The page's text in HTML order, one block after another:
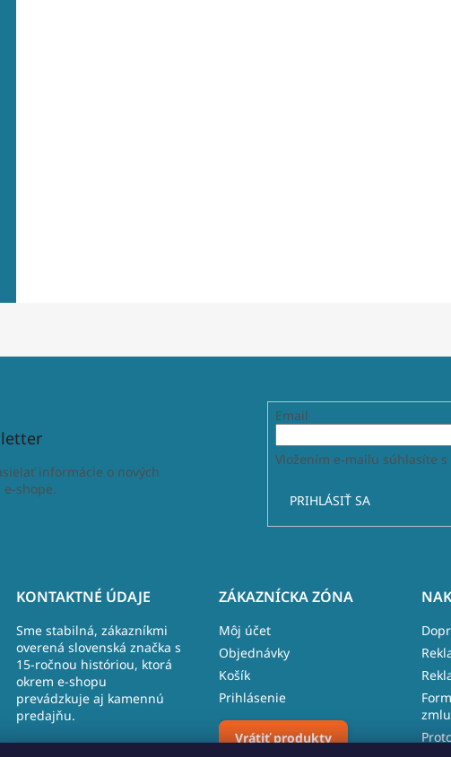
informácie o nových
shope.
Email
Vložením e-mailu súhlasíte s
PRIHLÁSIŤ SA
KONTAKTNÉ ÚDAJE
Sme stabilná, zákazníkmi
overená slovenská značka s
15-ročnou históriou, ktorá
okrem e-shopu
prevádzkuje aj kamennú
predajňu.
ZÁKAZNÍCKA ZÓNA
Môj účet
Objednávky
Košík
Prihlásenie
Vrátiť produkty